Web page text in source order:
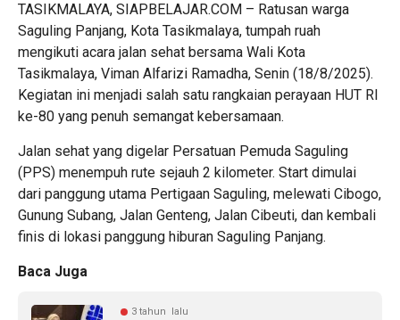
TASIKMALAYA, SIAPBELAJAR.COM – Ratusan warga
Saguling Panjang, Kota Tasikmalaya, tumpah ruah
mengikuti acara jalan sehat bersama Wali Kota
Tasikmalaya, Viman Alfarizi Ramadha, Senin (18/8/2025).
Kegiatan ini menjadi salah satu rangkaian perayaan HUT RI
ke-80 yang penuh semangat kebersamaan.
Jalan sehat yang digelar Persatuan Pemuda Saguling
(PPS) menempuh rute sejauh 2 kilometer. Start dimulai
dari panggung utama Pertigaan Saguling, melewati Cibogo,
Gunung Subang, Jalan Genteng, Jalan Cibeuti, dan kembali
finis di lokasi panggung hiburan Saguling Panjang.
Baca Juga
3 tahun lalu